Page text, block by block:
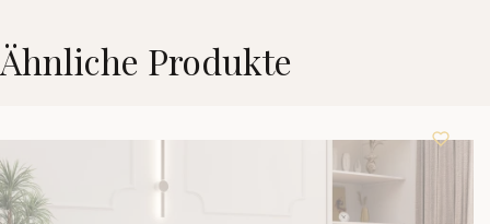
Ähnliche Produkte